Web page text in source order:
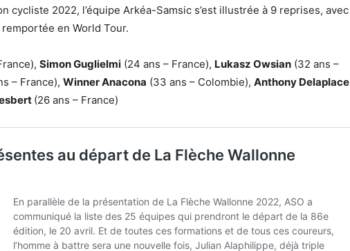
cycliste 2022, l’équipe Arkéa-Samsic s’est illustrée à 9 reprises, avec
en World Tour.
Simon Guglielmi (24 ans – France), Lukasz Owsian (32 ans –
– France), Winner Anacona (33 ans – Colombie), Anthony Delaplace
(26 ans – France)